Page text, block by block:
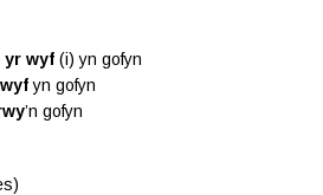
yr wyf (i) yn gofyn
yn gofyn
’n gofyn